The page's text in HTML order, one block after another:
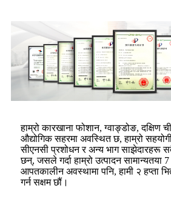
हाम्रो कारखाना फोशान, ग्वाङ्डोङ, दक्षिण
औद्योगिक सहरमा अवस्थित छ, हाम्रो
सीएनसी प्रशोधन र अन्य भाग साझेदारहरू
छन्, जसले गर्दा हाम्रो उत्पादन सामान्यतया
आपतकालीन अवस्थामा पनि, हामी २ हप्ता
गर्न सक्षम छौं।